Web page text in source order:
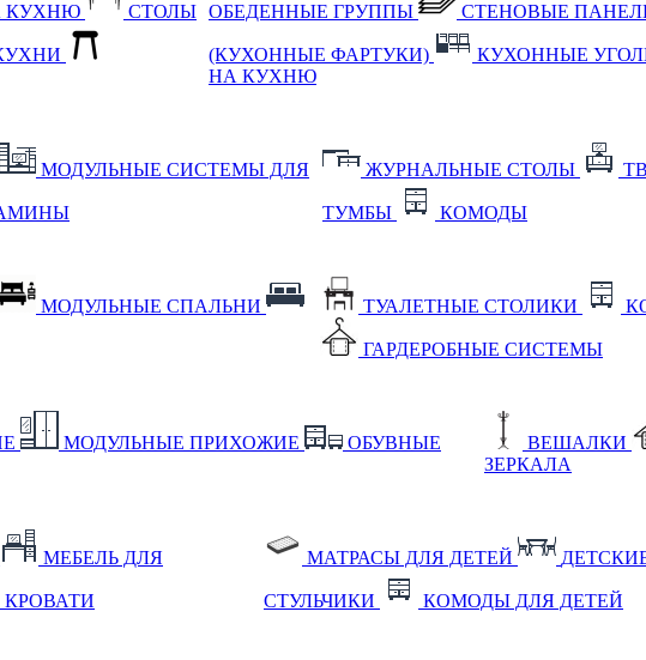
КУХНЮ СТОЛЫ ОБЕДЕННЫЕ ГРУППЫ СТЕНОВЫЕ
(КУХОННЫЕ ФАРТУКИ) КУХОННЫЕ
НА КУХНЮ
МОДУЛЬНЫЕ СИСТЕМЫ ДЛЯ ЖУРНАЛЬНЫЕ СТОЛЫ ТВ
ТУМБЫ КОМОДЫ
МОДУЛЬНЫЕ СПАЛЬНИ ТУАЛЕТНЫЕ СТОЛИКИ
ГАРДЕРОБНЫЕ СИСТЕМЫ
МОДУЛЬНЫЕ ПРИХОЖИЕ
ОБУВНЫЕ
ВЕШАЛКИ
ЗЕРКАЛА
МЕБЕЛЬ ДЛЯ
КРОВАТИ
МАТРАСЫ ДЛЯ ДЕТЕЙ
СТУЛЬЧИКИ КОМОДЫ ДЛЯ ДЕТЕЙ